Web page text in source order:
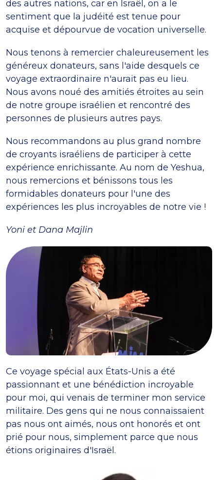
des autres nations, car en Israël, on a le
sentiment que la judéité est tenue pour
acquise et dépourvue de vocation universelle.
Nous tenons à remercier chaleureusement les
généreux donateurs, sans l'aide desquels ce
voyage extraordinaire n'aurait pas eu lieu.
Nous avons noué des amitiés étroites au sein
de notre groupe israélien et rencontré des
personnes de plusieurs autres pays.
Nous recommandons au plus grand nombre
de croyants israéliens de participer à cette
expérience enrichissante. Au nom de Yeshua,
nous remercions et bénissons tous les
formidables donateurs pour l'une des
expériences les plus incroyables de notre vie !
Yoni et Dana Majlin
Ce voyage spécial aux États-Unis a été
passionnant et une bénédiction incroyable
pour moi, qui venais de terminer mon service
militaire. Des gens qui ne nous connaissaient
pas nous ont aimés, nous ont honorés et ont
prié pour nous, simplement parce que nous
étions originaires d'Israël.